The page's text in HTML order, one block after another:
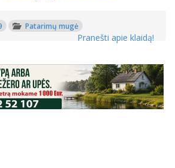
Patarimų mugė
Pranešti apie klaidą!